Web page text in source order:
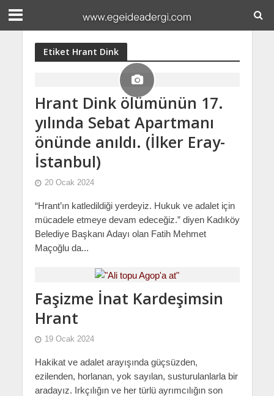
Etiket Hrant Dink
Hrant Dink ölümünün 17.
yılında Sebat Apartmanı
önünde anıldı. (İlker Eray-
İstanbul)
20 Ocak 2024
“Hrant’ın katledildiği yerdeyiz. Hukuk ve adalet için
mücadele etmeye devam edeceğiz.” diyen Kadıköy
Belediye Başkanı Adayı olan Fatih Mehmet
Maçoğlu da...
Faşizme İnat Kardeşimsin
Hrant
19 Ocak 2024
Hakikat ve adalet arayışında güçsüzden,
ezilenden, horlanan, yok sayılan, susturulanlarla bir
aradayız. Irkçılığın ve her türlü ayrımcılığın son